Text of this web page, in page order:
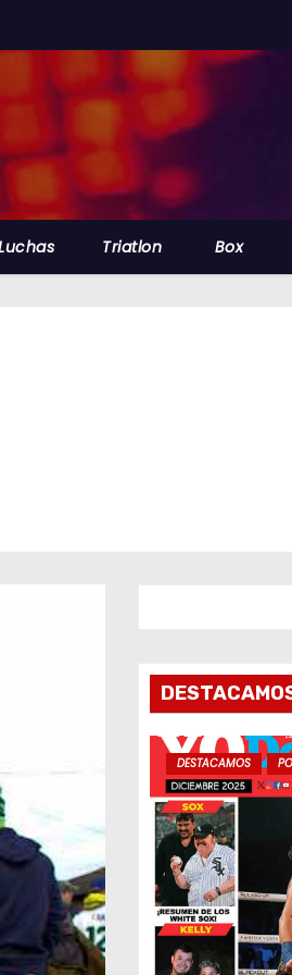
Triatlon Box
DESTACAMOS